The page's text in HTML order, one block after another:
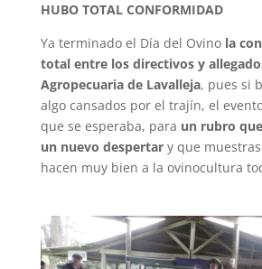
HUBO TOTAL CONFORMIDAD
Ya terminado el Día del Ovino la
total entre los directivos y
Agropecuaria de Lavalleja, pues si
algo cansados por el trajín, el
que se esperaba, para un rubro
un nuevo despertar y que
hacen muy bien a la ovinocultura